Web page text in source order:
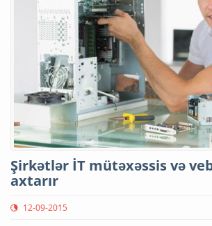
Şirkətlər İT mütəxəssis və
axtarır
12-09-2015